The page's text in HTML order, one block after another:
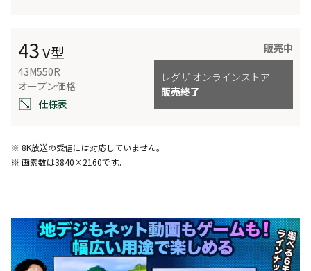
43V型
43M550R
仕様表
オープン価格
販売中
レグザ オンラインストア
販売終了
※ 8K放送の受信には対応していません。
※ 画素数は3840×2160です。